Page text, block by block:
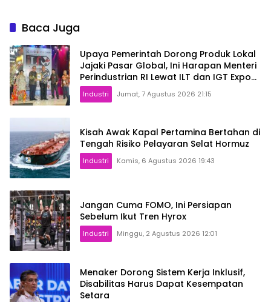
Baca Juga
Upaya Pemerintah Dorong Produk Lokal
Jajaki Pasar Global, Ini Harapan Menteri
Perindustrian RI Lewat ILT dan IGT Expo
2026
Industri Jumat, 7 Agustus 2026 21:15
Kisah Awak Kapal Pertamina Bertahan di
Tengah Risiko Pelayaran Selat Hormuz
Industri Kamis, 6 Agustus 2026 19:43
Jangan Cuma FOMO, Ini Persiapan
Sebelum Ikut Tren Hyrox
Industri Minggu, 2 Agustus 2026 12:01
Menaker Dorong Sistem Kerja Inklusif,
Disabilitas Harus Dapat Kesempatan
Setara